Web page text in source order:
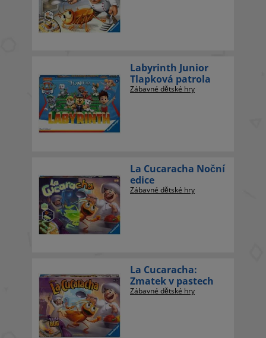
Labyrinth Junior
Tlapková patrola
Zábavné dětské hry
La Cucaracha Noční
edice
Zábavné dětské hry
La Cucaracha:
Zmatek v pastech
Zábavné dětské hry